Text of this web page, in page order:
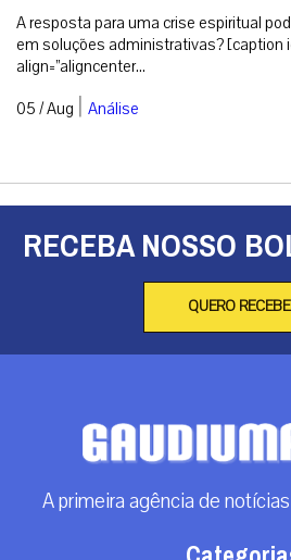
A primeira agência de
Categorias
Análise
Brasil
Doação
Mundo
Não categorizado
Roma
Arquivos